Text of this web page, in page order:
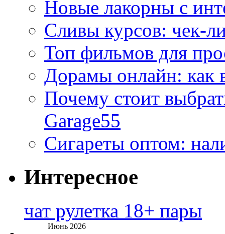
Новые лакорны с
Сливы курсов: чек-
Топ фильмов для
Дорамы онлайн: как
Почему стоит
Garage55
Сигареты оптом:
Интересное
чат рулетка 18+ пары
Июнь 2026